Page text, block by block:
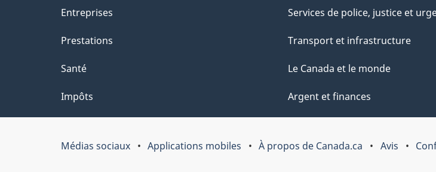
t
i
s
r
Entreprises
Prestations
Santé
Impôts
Services de police, justice et
Transport et infrastructure
Le Canada et le monde
Argent et finances
Organisation
Médias sociaux Applications mobiles À propos de Canada.ca Avis